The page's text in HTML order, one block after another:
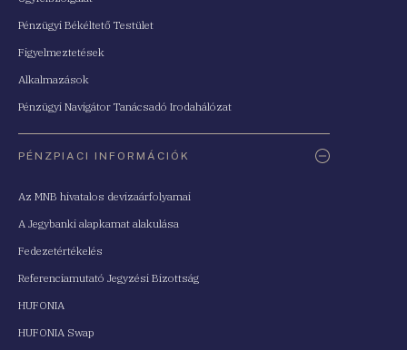
Pénzügyi Békéltető Testület
Figyelmeztetések
Alkalmazások
Pénzügyi Navigátor Tanácsadó Irodahálózat
PÉNZPIACI INFORMÁCIÓK
Az MNB hivatalos devizaárfolyamai
A Jegybanki alapkamat alakulása
Fedezetértékelés
Referenciamutató Jegyzési Bizottság
HUFONIA
HUFONIA Swap